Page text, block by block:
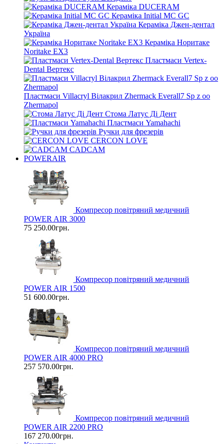
Кераміка DUCERAM
Кераміка Initial MC GC
Кераміка Джен-дентал
Україна
Кераміка Норитаке
Noritake EX3
Пластмаси Vertex-
Dental Вертекс
Пластмаси Villacryl Вілакрил Zhermack Everall7 Sp z oo
Zhermapol
Стома Латус Ді Дент
Пластмаси Yamahachi
Ручки для фрезерів
CERCON LOVE
CADCAM
POWERAIR
Компресор повітряний медичний
POWER AIR 3000
75 250.00грн.
Компресор повітряний медичний
POWER AIR 1500
51 600.00грн.
Компресор повітряний медичний
POWER AIR 4000 PRO
257 570.00грн.
Компресор повітряний медичний
POWER AIR 2200 PRO
167 270.00грн.